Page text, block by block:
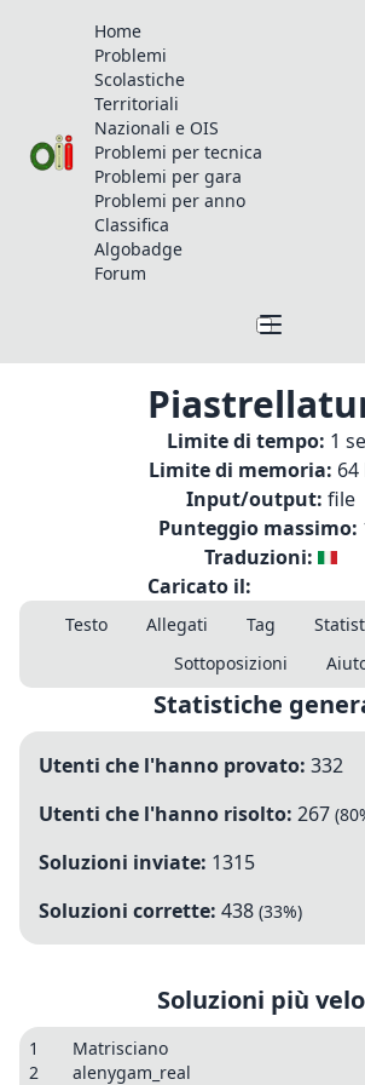
Home
Problemi
Scolastiche
Territoriali
Nazionali e OIS
Problemi per tecnica
Problemi per gara
Problemi per anno
Classifica
Algobadge
Forum
Limite di tempo: 1
Limite di memoria: 64
Input/output: file
Punteggio massimo:
Traduzioni:
Caricato il:
Testo Allegati Tag
Sottoposizioni
Statistiche
Utenti che l'hanno provato: 332
Utenti che l'hanno risolto: 267 (80
Soluzioni inviate: 1315
Soluzioni corrette: 438 (33%)
Soluzioni più
1 Matrisciano
2 alenygam_real